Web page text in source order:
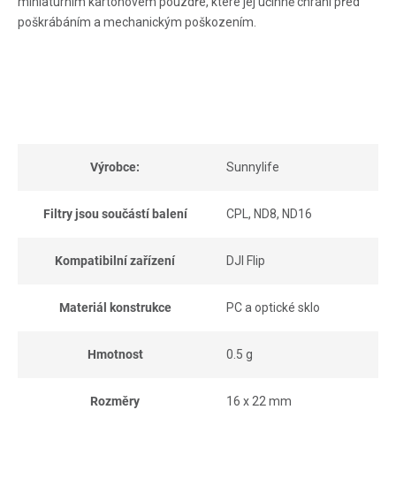
poškrábáním a mechanickým poškozením.
Výrobce: Sunnylife
Filtry jsou součástí balení CPL, ND8, ND16
Kompatibilní zařízení DJI Flip
Materiál konstrukce PC a optické sklo
Hmotnost 0.5 g
Rozměry 16 x 22 mm